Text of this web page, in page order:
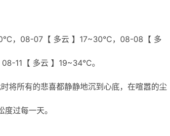
，08-07【 多云 】17~30℃，08-08【 多
11【 多云 】19~34℃。
将所有的悲喜都静静地沉到心底，在喧嚣的尘
过每一天。